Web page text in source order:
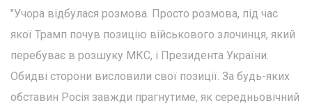
"Учора відбулася розмова. Просто розмова, під час
якої Трамп почув позицію військового злочинця, який
перебуває в розшуку МКС, і Президента України.
Обидві сторони висловили свої позиції. За будь-яких
обставин Росія завжди прагнутиме, як середньовічний